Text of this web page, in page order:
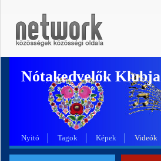
Nótakedvelők Klubja
Nyitó Tagok Képek Videók